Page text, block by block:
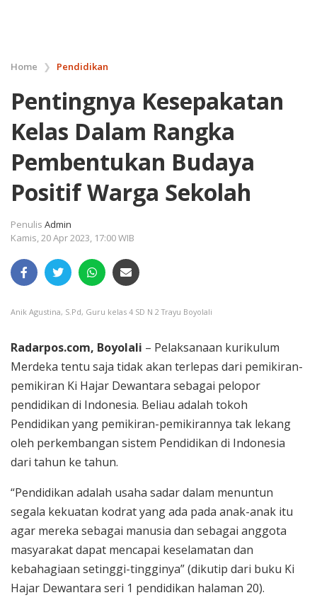
Home ❯ Pendidikan
Pentingnya Kesepakatan
Kelas Dalam Rangka
Pembentukan Budaya
Positif Warga Sekolah
Penulis Admin
Kamis, 20 Apr 2023, 17:00 WIB
Anik Agustina, S.Pd, Guru kelas 4 SD N 2 Trayu Boyolali
Radarpos.com, Boyolali – Pelaksanaan kurikulum
Merdeka tentu saja tidak akan terlepas dari pemikiran-
pemikiran Ki Hajar Dewantara sebagai pelopor
pendidikan di Indonesia. Beliau adalah tokoh
Pendidikan yang pemikiran-pemikirannya tak lekang
oleh perkembangan sistem Pendidikan di Indonesia
dari tahun ke tahun.
“Pendidikan adalah usaha sadar dalam menuntun
segala kekuatan kodrat yang ada pada anak-anak itu
agar mereka sebagai manusia dan sebagai anggota
masyarakat dapat mencapai keselamatan dan
kebahagiaan setinggi-tingginya” (dikutip dari buku Ki
Hajar Dewantara seri 1 pendidikan halaman 20).